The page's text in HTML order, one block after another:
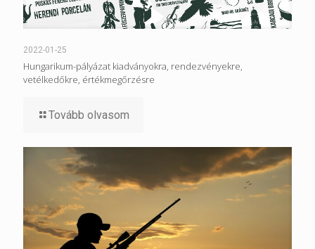
2022-01-25
Hungarikum-pályázat kiadványokra, rendezvényekre,
vetélkedőkre, értékmegőrzésre
Tovább olvasom